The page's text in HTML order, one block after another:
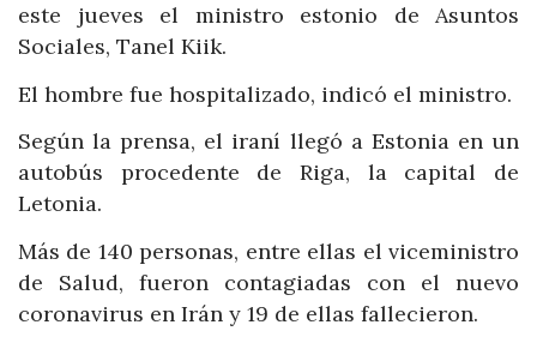
este jueves el ministro estonio de Asuntos
Sociales, Tanel Kiik.
El hombre fue hospitalizado, indicó el ministro.
Según la prensa, el iraní llegó a Estonia en un
autobús procedente de Riga, la capital de
Letonia.
Más de 140 personas, entre ellas el viceministro
de Salud, fueron contagiadas con el nuevo
coronavirus en Irán y 19 de ellas fallecieron.